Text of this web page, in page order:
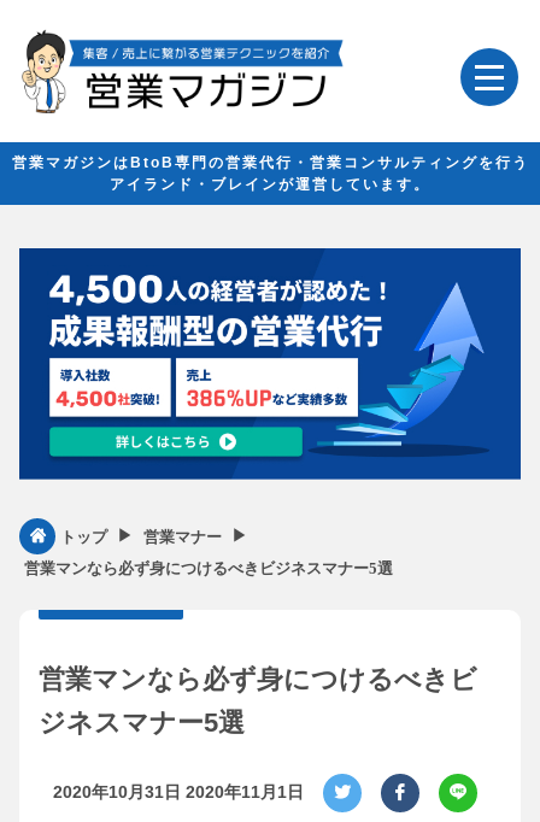
営業マガジンはBtoB専門の営業代行・営業コンサルティングを行う
アイランド・ブレインが運営しています。
トップ ▶︎ 営業マナー ▶︎
営業マンなら必ず身につけるべきビジネスマナー5選
営業マンなら必ず身につけるべきビ
ジネスマナー5選
2020年10月31日 2020年11月1日